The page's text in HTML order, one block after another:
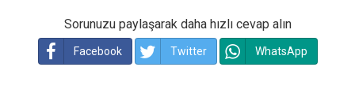
Sorunuzu paylaşarak daha hızlı cevap alın
Facebook Twitter WhatsApp